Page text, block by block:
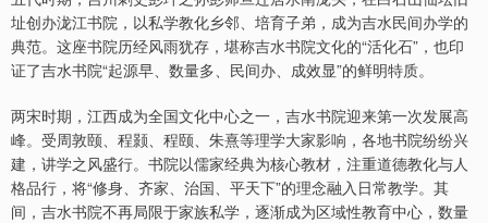
址创办泷江书院，以私学教化乡邻、培育子弟，成为吉水民间办学的
典范。这座书院历经风雨犹存，堪称吉水书院文化的“活化石”，也印
证了吉水书院“起源早、数量多、民间办、成效显”的鲜明特质。
两宋时期，江西成为全国文化中心之一，吉水书院迎来第一次发展高
峰。受周敦颐、程颢、程颐、朱熹等理学大家影响，各地书院纷纷兴
建，讲学之风盛行。书院以儒家经典为核心教材，注重道德教化与人
格品行，将“修身、齐家、治国、平天下”的理念融入日常教学。其
间，吉水书院不再局限于家族私学，逐渐成为区域性教育中心，数量